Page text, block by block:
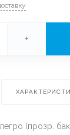
+
(прозр.